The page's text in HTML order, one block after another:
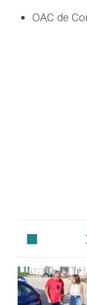
OAC de